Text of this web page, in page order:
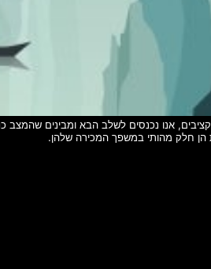
הן חלק מהותי במשפך המכירה שלהן.